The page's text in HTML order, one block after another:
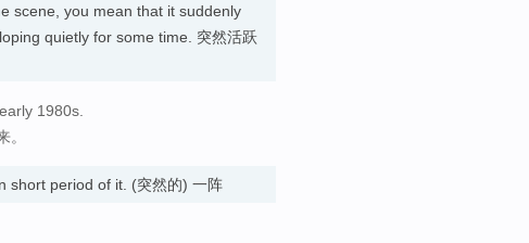
scene, you mean that it suddenly
quietly for some time. 突然活跃
1980s.
short period of it. (突然的) 一阵